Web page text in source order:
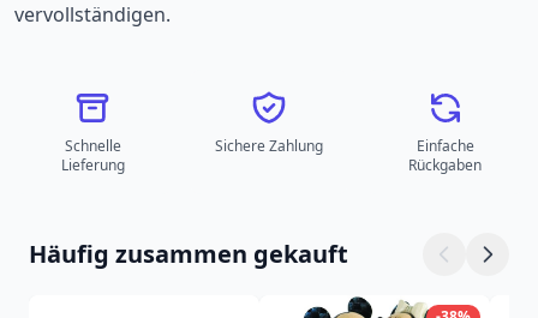
vervollständigen.
Schnelle
Lieferung
Sichere Zahlung
Einfache
Rückgaben
Häufig zusammen gekauft